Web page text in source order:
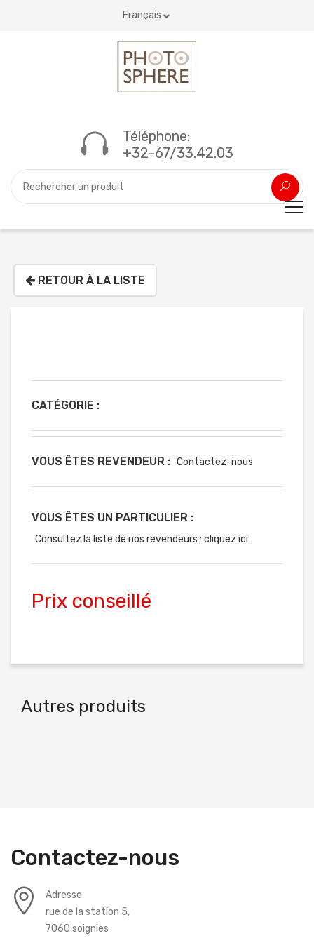
Français
Téléphone:
+32-67/33.42.03
RETOUR À LA LISTE
CATÉGORIE :
VOUS ÊTES REVENDEUR : Contactez-nous
VOUS ÊTES UN PARTICULIER :
Consultez la liste de nos revendeurs : cliquez ici
Prix conseillé
Autres produits
Contactez-nous
Adresse:
rue de la station 5,
7060 soignies